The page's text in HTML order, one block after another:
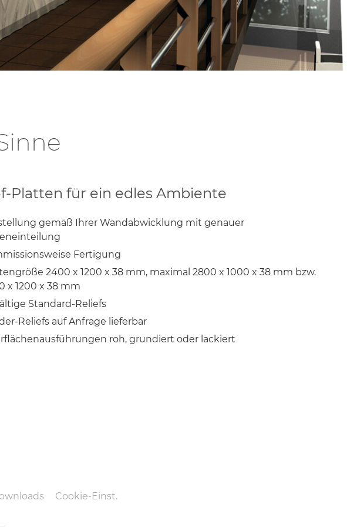
Platten für ein edles Ambiente
gemäß Ihrer Wandabwicklung mit genauer
Fertigung
2400 x 1200 x 38 mm, maximal 2800 x 1000 x 38 mm bzw.
x 1200 x 38 mm
Standard-Reliefs
Reliefs auf Anfrage lieferbar
roh, grundiert oder lackiert
Cookie-Einst.